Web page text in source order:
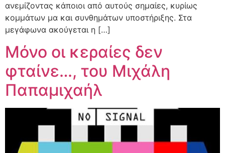
ανεμίζοντας κάποιοι από αυτούς σημαίες, κυρίως
κομμάτων μα και συνθημάτων υποστήριξης. Στα
μεγάφωνα ακούγεται η […]
Μόνο οι κεραίες δεν
φταίνε…, του Μιχάλη
Παπαμιχαήλ